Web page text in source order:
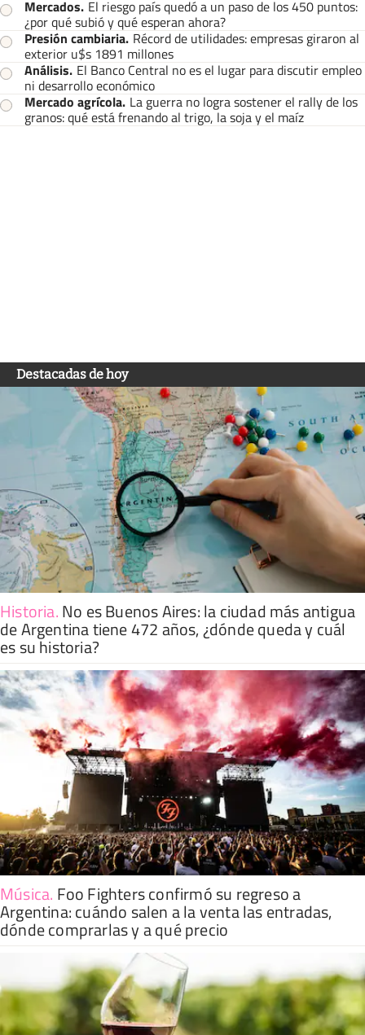
Mercados. El riesgo país quedó a un paso de los 450 puntos:
¿por qué subió y qué esperan ahora?
Presión cambiaria. Récord de utilidades: empresas giraron al
exterior u$s 1891 millones
Análisis. El Banco Central no es el lugar para discutir empleo
ni desarrollo económico
Mercado agrícola. La guerra no logra sostener el rally de los
granos: qué está frenando al trigo, la soja y el maíz
Destacadas de hoy
Historia.No es Buenos Aires: la ciudad más antigua
de Argentina tiene 472 años, ¿dónde queda y cuál
es su historia?
Música. Foo Fighters confirmó su regreso a
Argentina: cuándo salen a la venta las entradas,
dónde comprarlas y a qué precio